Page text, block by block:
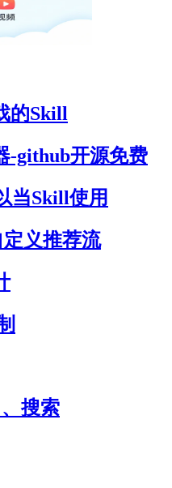
的Skill
-github开源免费
当Skill使用
义推荐流
搜索